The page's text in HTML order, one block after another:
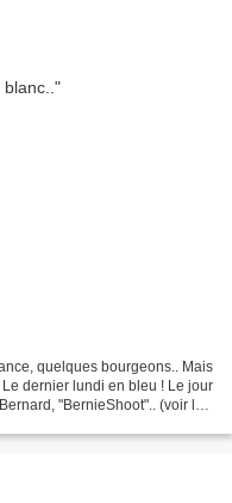
quelques bourgeons.. Mais
dernier lundi en bleu ! Le jour
"BernieShoot".. (voir le